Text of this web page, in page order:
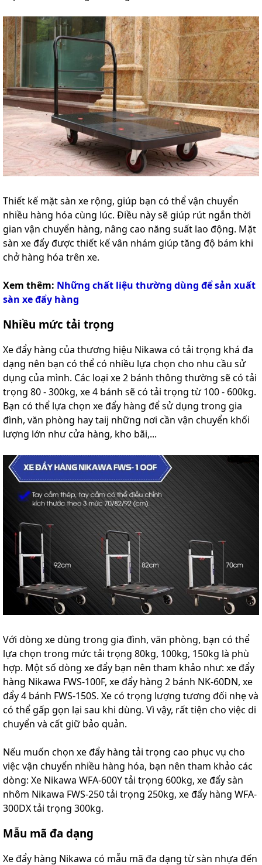
Thiết kế mặt sàn xe rộng, giúp bạn có thể vận chuyển
nhiều hàng hóa cùng lúc. Điều này sẽ giúp rút ngắn thời
gian vận chuyển hàng, nâng cao năng suất lao động. Mặt
sàn xe đẩy được thiết kế vân nhám giúp tăng độ bám khi
chở hàng hóa trên xe.
Xem thêm: Những chất liệu thường dùng để sản xuất
sàn xe đẩy hàng
Nhiều mức tải trọng
Xe đẩy hàng của thương hiệu Nikawa có tải trọng khá đa
dạng nên bạn có thể có nhiều lựa chọn cho nhu cầu sử
dụng của mình. Các loại xe 2 bánh thông thường sẽ có tải
trọng 80 - 300kg, xe 4 bánh sẽ có tải trọng từ 100 - 600kg.
Bạn có thể lựa chọn xe đẩy hàng để sử dụng trong gia
đình, văn phòng hay taij những nơi cần vận chuyển khối
lượng lớn như cửa hàng, kho bãi,...
Với dòng xe dùng trong gia đình, văn phòng, bạn có thể
lựa chọn trong mức tải trọng 80kg, 100kg, 150kg là phù
hợp. Một số dòng xe đẩy bạn nên tham khảo như: xe đẩy
hàng Nikawa FWS-100F, xe đẩy hàng 2 bánh NK-60DN, xe
đẩy 4 bánh FWS-150S. Xe có trọng lượng tương đối nhẹ và
có thể gấp gọn lại sau khi dùng. Vì vậy, rất tiện cho việc di
chuyển và cất giữ bảo quản.
Nếu muốn chọn xe đẩy hàng tải trọng cao phục vụ cho
việc vận chuyển nhiều hàng hóa, bạn nên tham khảo các
dòng: Xe Nikawa WFA-600Y tải trọng 600kg, xe đẩy sàn
nhôm Nikawa FWS-250 tải trọng 250kg, xe đẩy hàng WFA-
300DX tải trọng 300kg.
Mẫu mã đa dạng
Xe đẩy hàng Nikawa có mẫu mã đa dạng từ sàn nhựa đến